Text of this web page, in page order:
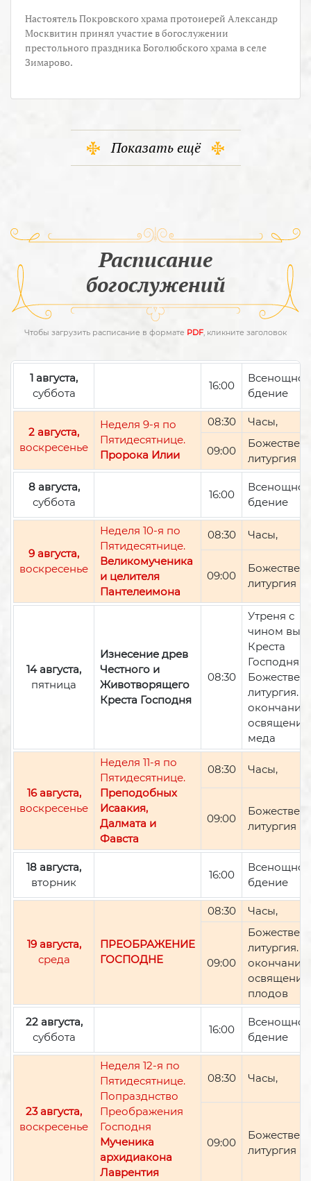
Настоятель Покровского храма протоиерей Александр
Москвитин принял участие в богослужении
престольного праздника Боголюбского храма в селе
Зимарово.
Показать ещё
Расписание
богослужений
Чтобы загрузить расписание в формате PDF, кликните заголовок
1 августа,
суббота
16:00
Всенощное
бдение
2 августа,
воскресенье
Неделя 9-я по
Пятидесятнице.
Пророка Илии
08:30 Часы,
09:00
литургия
8 августа,
суббота
16:00
Всенощное
бдение
9 августа,
воскресенье
Неделя 10-я по
Пятидесятнице.
Великомученика
и целителя
Пантелеимона
08:30 Часы,
09:00
литургия
14 августа,
пятница
Изнесение древ
Честного и
Животворящего
Креста Господня
08:30
Утреня с
чином
Креста
Господня,
литургия.
окончании
освящение
меда
16 августа,
воскресенье
Неделя 11-я по
Пятидесятнице.
Преподобных
Исаакия,
Далмата и
Фавста
08:30 Часы,
09:00
литургия
18 августа,
вторник
16:00
Всенощное
бдение
19 августа,
среда
ПРЕОБРАЖЕНИЕ
ГОСПОДНЕ
08:30 Часы,
09:00
литургия.
окончании
освящение
плодов
22 августа,
суббота
16:00
Всенощное
бдение
23 августа,
воскресенье
Неделя 12-я по
Пятидесятнице.
Попразднство
Преображения
Господня
Мученика
архидиакона
Лаврентия
08:30 Часы,
09:00
литургия